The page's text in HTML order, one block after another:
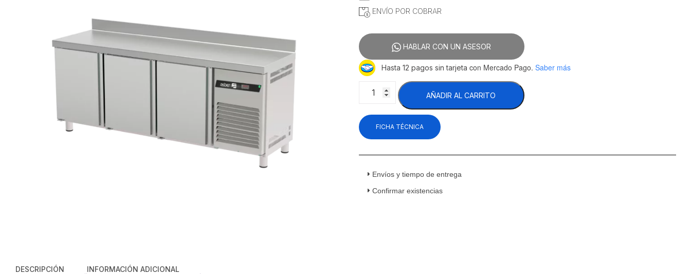
ENVÍO POR COBRAR
HABLAR CON UN ASESOR
Hasta 12 pagos sin tarjeta con Mercado Pago. Saber más
ASTR-
HC
Mesa
de
Sólidas
AÑADIR AL CARRITO
FICHA TÉCNICA
Envíos y tiempo de entrega
Confirmar existencias
DESCRIPCIÓN INFORMACIÓN ADICIONAL